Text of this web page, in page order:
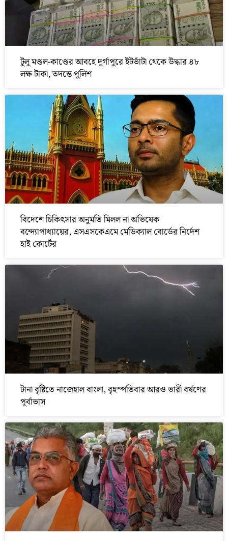
টুলু মণ্ডল-কাণ্ডের আবহে দুর্গাপুরে ইটভাঁটা থেকে উদ্ধার ৪৮
লক্ষ টাকা, তদন্তে পুলিশ
বিদেশে চিকিৎসার অনুমতি মিলল না অভিষেক
বন্দ্যোপাধ্যায়ের, এসএসকেএমে মেডিক্যাল বোর্ডের নির্দেশ
হাই কোর্টের
টানা বৃষ্টিতে নাজেহাল বাংলা, বৃহস্পতিবার আরও ভারী বর্ষণের
পূর্বাভাস